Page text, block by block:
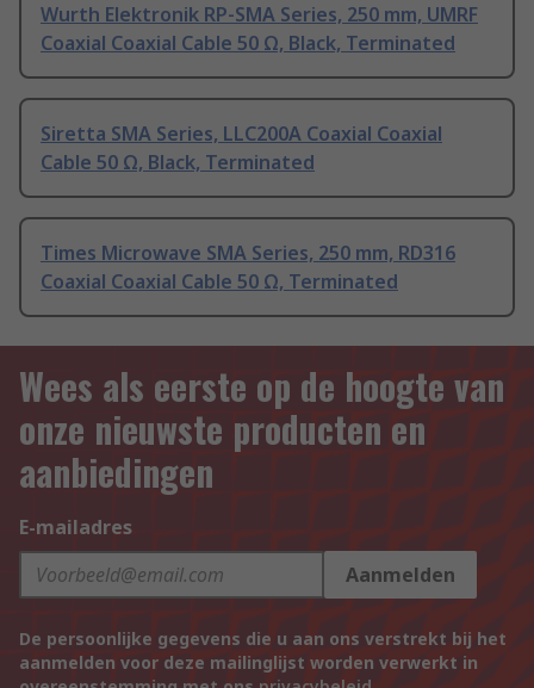
Wurth Elektronik RP-SMA Series, 250 mm, UMRF
Coaxial Coaxial Cable 50 Ω, Black, Terminated
Siretta SMA Series, LLC200A Coaxial Coaxial
Cable 50 Ω, Black, Terminated
Times Microwave SMA Series, 250 mm, RD316
Coaxial Coaxial Cable 50 Ω, Terminated
Wees als eerste op de hoogte van
onze nieuwste producten en
aanbiedingen
E-mailadres
Aanmelden
De persoonlijke gegevens die u aan ons verstrekt bij het
aanmelden voor deze mailinglijst worden verwerkt in